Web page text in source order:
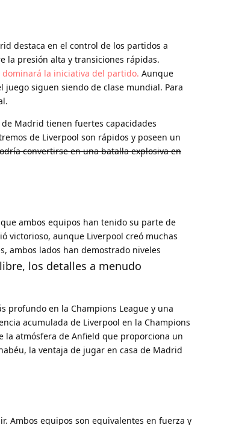
destaca en el control de los partidos a
la presión alta y transiciones rápidas.
la iniciativa del partido. Aunque
juego siguen siendo de clase mundial. Para
Madrid tienen fuertes capacidades
de Liverpool son rápidos y poseen un
convertirse en una batalla explosiva en
ambos equipos han tenido su parte de
victorioso, aunque Liverpool creó muchas
ambos lados han demostrado niveles
los detalles a menudo
profundo en la Champions League y una
acumulada de Liverpool en la Champions
la atmósfera de Anfield que proporciona un
la ventaja de jugar en casa de Madrid
Ambos equipos son equivalentes en fuerza y